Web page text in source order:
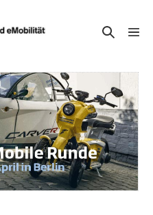
Suche-